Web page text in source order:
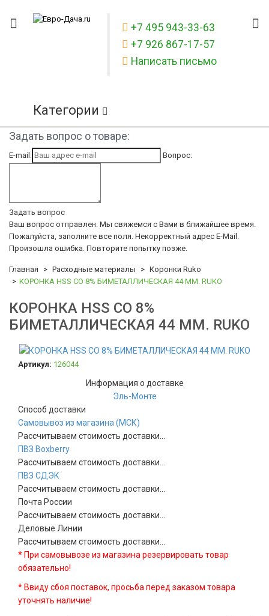
+7 495 943-33-63
+7 926 867-17-57
Написать письмо
Категории
Задать вопрос о товаре:
E-mail: Вопрос:
Задать вопрос
Ваш вопрос отправлен. Мы свяжемся с Вами в ближайшее время.
Пожалуйста, заполните все поля. Некорректный адрес E-Mail.
Произошла ошибка. Повторите попытку позже.
Главная Расходные материалы
Коронки Ruko
КОРОНКА HSS CO 8% БИМЕТАЛЛИЧЕСКАЯ 44 ММ. RUKO
КОРОНКА HSS CO 8%
БИМЕТАЛЛИЧЕСКАЯ 44 ММ. RUKO
Артикул: 126044
Информация о доставке
Эль-Монте
Способ доставки
Самовывоз из магазина (МСК)
Рассчитываем стоимость доставки...
ПВЗ Boxberry
Рассчитываем стоимость доставки...
ПВЗ СДЭК
Рассчитываем стоимость доставки...
Почта России
Рассчитываем стоимость доставки...
Деловые Линии
Рассчитываем стоимость доставки...
* При самовывозе из магазина резервировать товар
обязательно!
* Ввиду сбоя поставок, просьба перед заказом товара
уточнять наличие!